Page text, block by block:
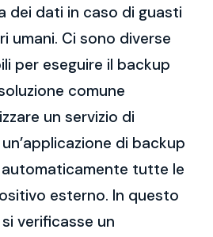
dei dati in caso di guasti
umani. Ci sono diverse
per eseguire il backup
comune
un servizio di
di backup
automaticamente tutte le
esterno. In questo
verificasse un